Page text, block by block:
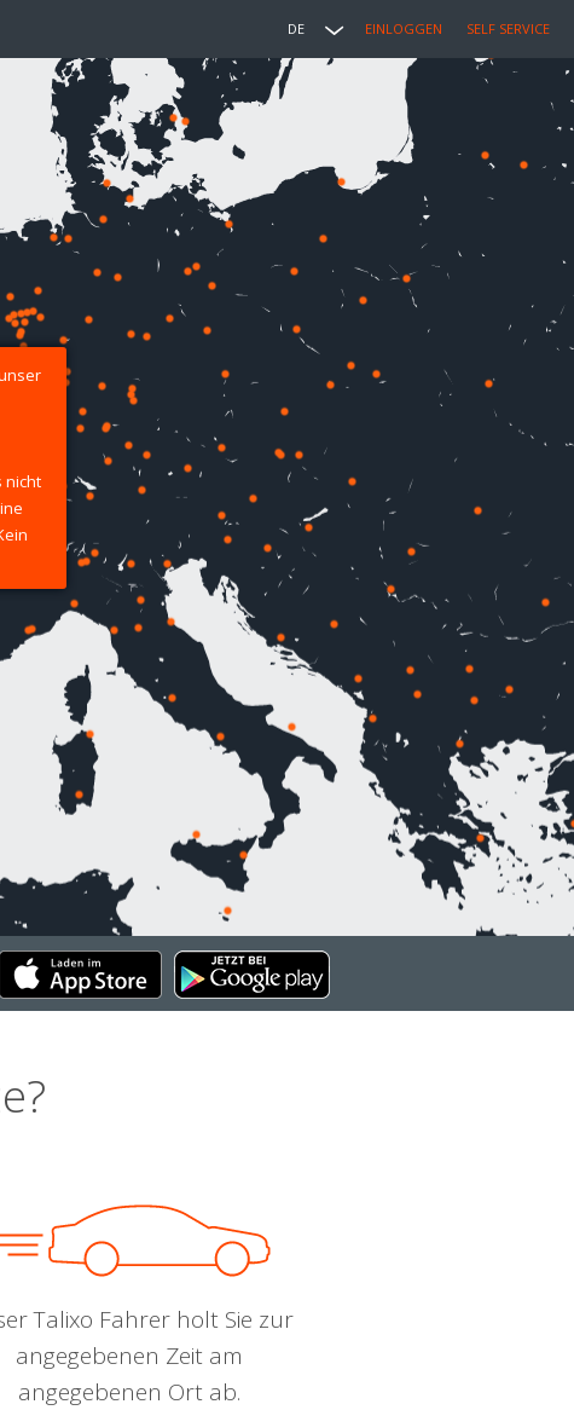
DE EINLOGGEN SELF SERVICE
nicht
Talixo Fahrer holt Sie zur
angegebenen Zeit am
angegebenen Ort ab.